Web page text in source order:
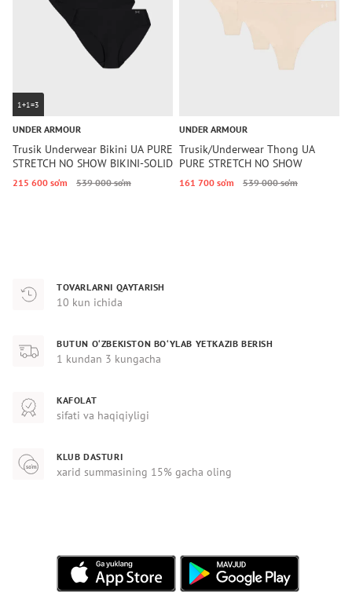
1+1=3
UNDER ARMOUR
Trusik Underwear Bikini UA PURE
STRETCH NO SHOW BIKINI-SOLID
3PK Under Armour
215 600 so‘m 539 000 so‘m
UNDER ARMOUR
Trusik/Underwear Thong UA
PURE STRETCH NO SHOW
THONG -SOLID 3PK Under
161 700 so‘m 539 000 so‘m
TOVARLARNI QAYTARISH
10 kun ichida
BUTUN O‘ZBEKISTON BO‘YLAB YETKAZIB BERISH
1 kundan 3 kungacha
KAFOLAT
sifati va haqiqiyligi
KLUB DASTURI
xarid summasining 15% gacha oling